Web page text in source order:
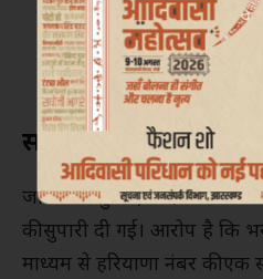
कुचलकर हत्या को सड़क
गई। एक कथित प्रयास विफल
खतरे का आभास हो गया था।
कैमरे लगवाए और
सात लाख रुपये में दी गई
जांच के अनुसार, बाद में कथित
की सुपारी दी गई। आरोप है कि
माध्यम से हरियाणा नंबर की एक